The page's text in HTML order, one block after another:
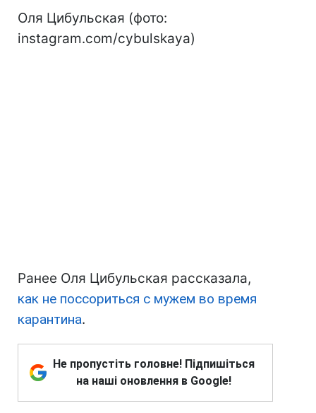
Оля Цибульская (фото:
instagram.com/cybulskaya)
Ранее Оля Цибульская рассказала,
как не поссориться с мужем во время
карантина.
Не пропустіть головне! Підпишіться
на наші оновлення в Google!